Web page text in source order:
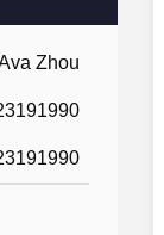
Zhou